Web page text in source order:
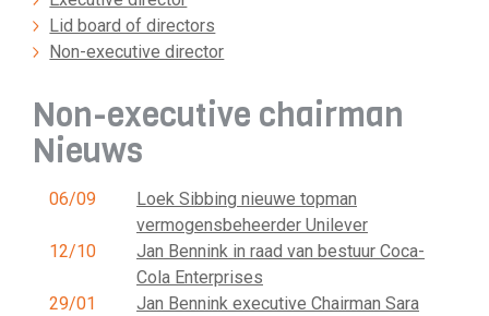
Lid board of directors
Non-executive director
Non-executive chairman
Nieuws
06/09
Loek Sibbing nieuwe topman
vermogensbeheerder Unilever
12/10
Jan Bennink in raad van bestuur Coca-
Cola Enterprises
29/01
Jan Bennink executive Chairman Sara